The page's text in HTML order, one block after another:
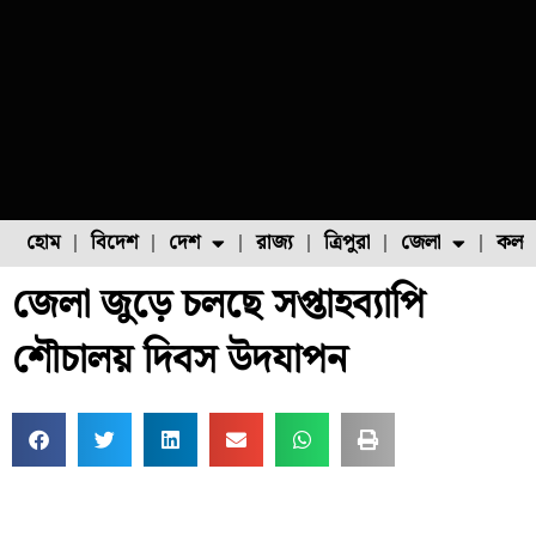
হোম বিদেশ দেশ
ফুল চাষ ফল চাষ মাছ চাষ
রাজ্য ত্রিপুরা জেলা
উত্তর ২৪ পরগনা
জেলা জুড়ে চলছে সপ্তাহব্যাপি
শৌচালয় দিবস উদযাপন